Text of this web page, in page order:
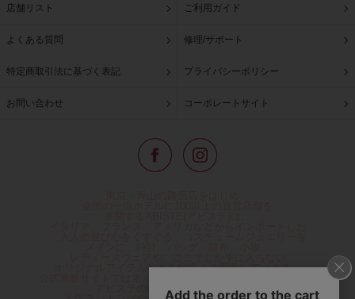
店舗リスト ご利用ガイド
よくある質問 修理/サポート
特定商取引法に基づく表記 プライバシーポリシー
お問い合わせ コーポレートサイト
オリジナルアイテムなどを幅広くご用意しています。
アビステの幅広い商品を取り揃え、